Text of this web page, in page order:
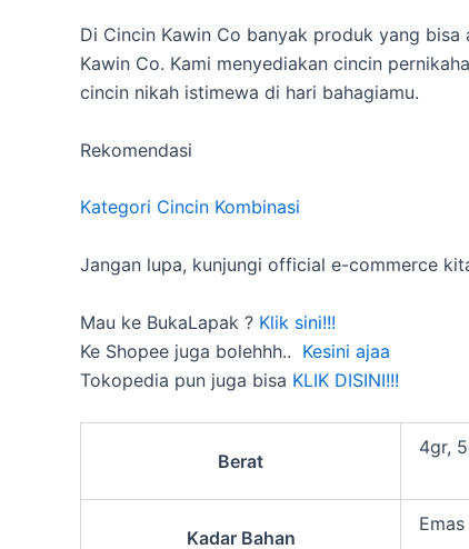
Di Cincin Kawin Co banyak produk yang
Kawin Co. Kami menyediakan cincin
cincin nikah istimewa di hari bahagiamu.
Rekomendasi
Kategori Cincin Kombinasi
Jangan lupa, kunjungi official e-commerce
Mau ke BukaLapak ? Klik sini!!!
Ke Shopee juga bolehhh.. Kesini ajaa
Tokopedia pun juga bisa KLIK DISINI!!!
Berat
4gr,
Kadar Bahan